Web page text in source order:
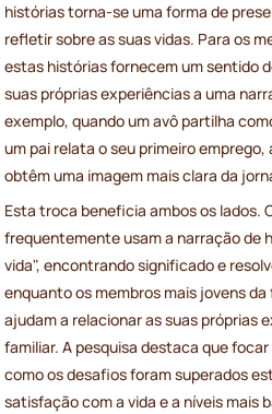
histórias torna-se uma forma de
refletir sobre as suas vidas. Para os
estas histórias fornecem um sentido
suas próprias experiências a uma
exemplo, quando um avô partilha
um pai relata o seu primeiro
obtêm uma imagem mais clara da
Esta troca beneficia ambos os lados.
frequentemente usam a narração de
vida", encontrando significado e
enquanto os membros mais jovens
ajudam a relacionar as suas próprias
familiar. A pesquisa destaca que
como os desafios foram superados
satisfação com a vida e a níveis mais